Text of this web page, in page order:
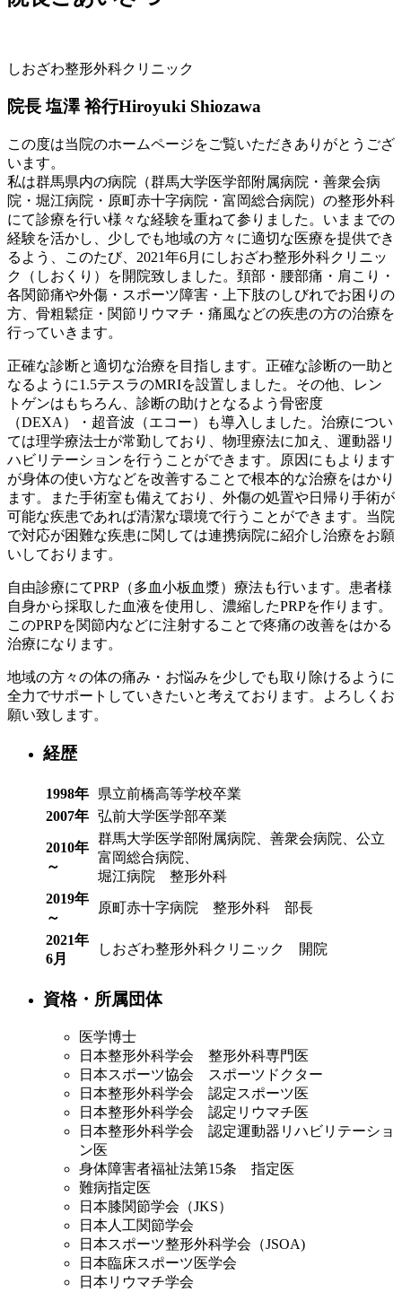
しおざわ整形外科クリニック
院長 塩澤 裕行Hiroyuki Shiozawa
この度は当院のホームページをご覧いただきありがとうござ
います。
私は群馬県内の病院（群馬大学医学部附属病院・善衆会病
院・堀江病院・原町赤十字病院・富岡総合病院）の整形外科
にて診療を行い様々な経験を重ねて参りました。いままでの
経験を活かし、少しでも地域の方々に適切な医療を提供でき
るよう、このたび、2021年6月にしおざわ整形外科クリニッ
ク（しおくり）を開院致しました。頚部・腰部痛・肩こり・
各関節痛や外傷・スポーツ障害・上下肢のしびれでお困りの
方、骨粗鬆症・関節リウマチ・痛風などの疾患の方の治療を
行っていきます。
正確な診断と適切な治療を目指します。正確な診断の一助と
なるように1.5テスラのMRIを設置しました。その他、レン
トゲンはもちろん、診断の助けとなるよう骨密度
（DEXA）・超音波（エコー）も導入しました。治療につい
ては理学療法士が常勤しており、物理療法に加え、運動器リ
ハビリテーションを行うことができます。原因にもよります
が身体の使い方などを改善することで根本的な治療をはかり
ます。また手術室も備えており、外傷の処置や日帰り手術が
可能な疾患であれば清潔な環境で行うことができます。当院
で対応が困難な疾患に関しては連携病院に紹介し治療をお願
いしております。
自由診療にてPRP（多血小板血漿）療法も行います。患者様
自身から採取した血液を使用し、濃縮したPRPを作ります。
このPRPを関節内などに注射することで疼痛の改善をはかる
治療になります。
地域の方々の体の痛み・お悩みを少しでも取り除けるように
全力でサポートしていきたいと考えております。よろしくお
願い致します。
経歴
1998年
県立前橋高等学校卒業
2007年 弘前大学医学部卒業
2010年
～
群馬大学医学部附属病院、善衆会病院、公立
富岡総合病院、
堀江病院 整形外科
2019年
～
原町赤十字病院 整形外科 部長
2021年
6月
しおざわ整形外科クリニック 開院
資格・所属団体
医学博士
日本整形外科学会 整形外科専門医
日本スポーツ協会 スポーツドクター
日本整形外科学会 認定スポーツ医
日本整形外科学会 認定リウマチ医
日本整形外科学会 認定運動器リハビリテーショ
ン医
身体障害者福祉法第15条 指定医
難病指定医
日本膝関節学会（JKS）
日本人工関節学会
日本スポーツ整形外科学会（JSOA)
日本臨床スポーツ医学会
日本リウマチ学会